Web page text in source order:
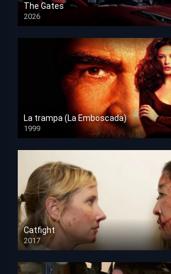
The Gates
2026
HD 1080p
La trampa (La Emboscada)
1999
HD 1080p
Catfight
2017
HD 720p